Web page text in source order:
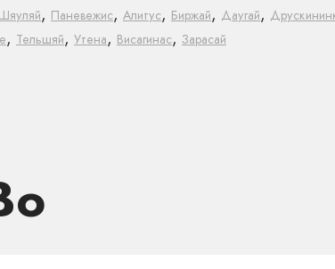
Шяуляй, Паневежис, Алитус, Биржай, Даугай,
, Тельшяй, Утена, Висагинас, Зарасай